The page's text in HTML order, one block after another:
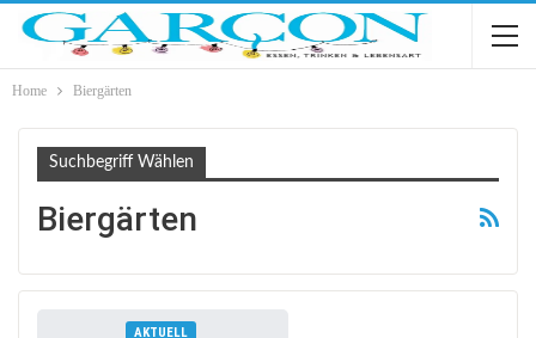
Home Biergärten
Suchbegriff Wählen
Biergärten
AKTUELL